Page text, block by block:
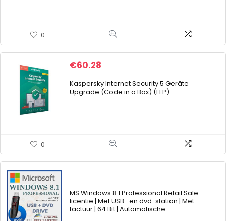
0
€60.28
Kaspersky Internet Security 5 Geräte
Upgrade (Code in a Box) (FFP)
0
MS Windows 8.1 Professional Retail Sale-
licentie | Met USB- en dvd-station | Met
factuur | 64 Bit | Automatische…